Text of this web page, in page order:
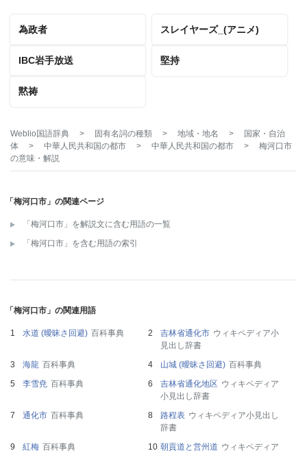
為政者 スレイヤーズ_(アニメ)
IBC岩手放送 堅持
黙祷
Weblio国語辞典 > 固有名詞の種類 > 地域・地名 >
国家・自治
体
> 中華人民共和国の都市 > 中華人民共和国の都市 >
梅河口市
の意味・解説
「梅河口市」の関連ページ
「梅河口市」を解説文に含む用語の一覧
「梅河口市」を含む用語の索引
「梅河口市」の関連用語
水道 (曖昧さ回避) 百科事典 吉林省通化市 ウィキペディア小
見出し辞書
海龍 百科事典 山城 (曖昧さ回避) 百科事典
李雪尭 百科事典 吉林省通化地区 ウィキペディア
小見出し辞書
通化市 百科事典 路程表 ウィキペディア小見出し
辞書
紅梅 百科事典 朝貢道と営州道 ウィキペディア